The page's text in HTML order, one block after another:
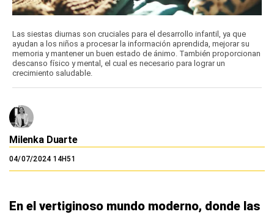
Las siestas diurnas son cruciales para el desarrollo infantil, ya que
ayudan a los niños a procesar la información aprendida, mejorar su
memoria y mantener un buen estado de ánimo. También proporcionan
descanso físico y mental, el cual es necesario para lograr un
crecimiento saludable.
Milenka Duarte
04/07/2024 14H51
En el vertiginoso mundo moderno, donde las